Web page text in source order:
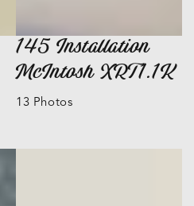
145 Installation
McIntosh XRT1.1K
13 Photos